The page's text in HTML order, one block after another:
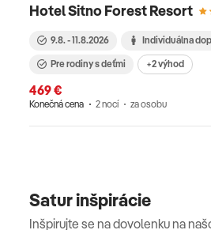
Hotel Sitno Forest Resort
9.8. - 11.8.2026 Individuálna
Pre rodiny s deťmi
+2 výhod
469 €
Konečná cena 2 nocí za osobu
Satur inšpirácie
Inšpirujte se na dovolenku na